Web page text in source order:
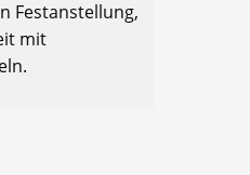
Festanstellung,
mit